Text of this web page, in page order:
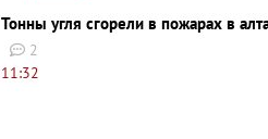
Тонны угля сгорели в пожарах в
2
11:32